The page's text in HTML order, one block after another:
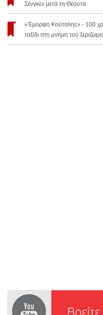
Σένγκεν μετά τη Θέουτα
«Έμορφη Κούταλης» - 100
ταξίδι στη μνήμη του